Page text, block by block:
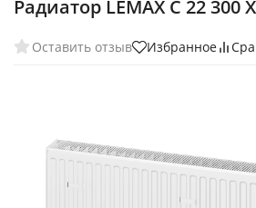
Радиатор LEMAX C 22 300
Оставить отзыв Избранное